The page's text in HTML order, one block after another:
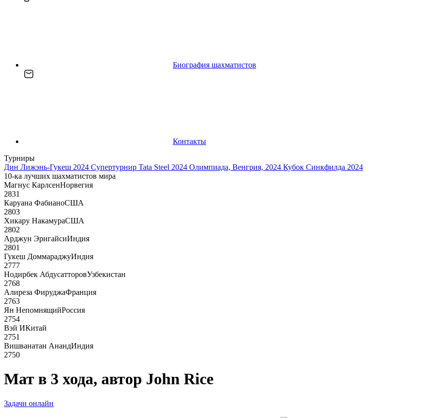
Биография шахматистов
Контакты
Турниры
Дин Лижэнь-Гукеш 2024 Супертурнир Tata Steel 2024 Олимпиада, Венгрия, 2024 Кубок Синкфилда 2024
10-ка лучших шахматистов мира
Магнус КарлсенНорвегия
2831
Каруана ФабианоСША
2803
Хикару НакамураСША
2802
Арджун ЭригайсиИндия
2801
Гукеш ДоммараджуИндия
2777
Нодирбек АбдусатторовУзбекистан
2768
Алиреза ФируджаФранция
2763
Ян НепомнящийРоссия
2754
Вэй ИКитай
2751
Вишванатан АнандИндия
2750
Мат в 3 хода, автор John Rice
Задачи онлайн